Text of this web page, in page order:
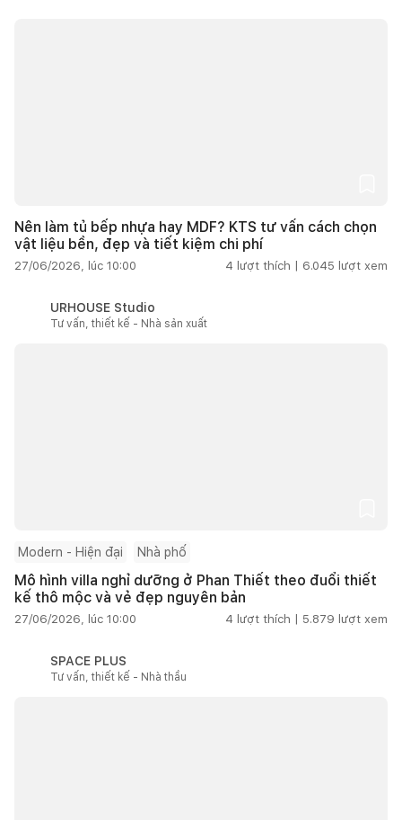
Nên làm tủ bếp nhựa hay MDF? KTS tư vấn cách chọn
vật liệu bền, đẹp và tiết kiệm chi phí
27/06/2026, lúc 10:00 4 lượt thích | 6.045 lượt xem
URHOUSE Studio
Tư vấn, thiết kế - Nhà sản xuất
Modern - Hiện đại Nhà phố
Mô hình villa nghỉ dưỡng ở Phan Thiết theo đuổi thiết
kế thô mộc và vẻ đẹp nguyên bản
27/06/2026, lúc 10:00 4 lượt thích | 5.879 lượt xem
SPACE PLUS
Tư vấn, thiết kế - Nhà thầu